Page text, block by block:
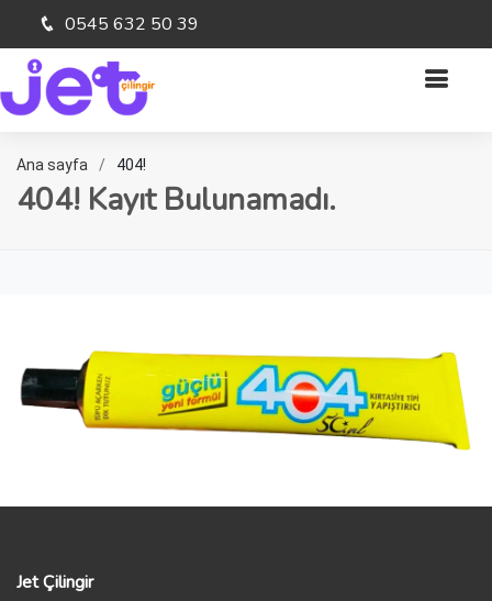
0545 632 50 39
Ana sayfa 404!
404! Kayıt Bulunamadı.
Jet Çilingir